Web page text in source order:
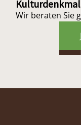
Wir beraten Sie